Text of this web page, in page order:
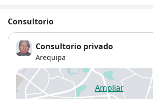
Consultorio
Consultorio privado
Arequipa
Ampliarse abre en